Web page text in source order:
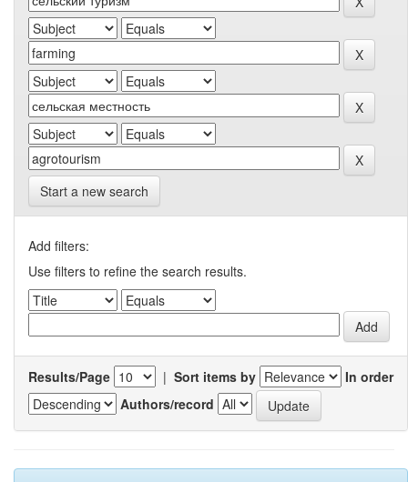
Start a new search
Add filters:
Use filters to refine the search results.
Results/Page | Sort items by
In order
Authors/record